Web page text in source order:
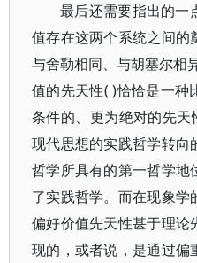
最后还需要指出的一
值存在这两个系统之间的
与舍勒相同、与胡塞尔相
值的先天性( )恰恰是一种
条件的、更为绝对的先天
现代思想的实践哲学转向
哲学所具有的第一哲学地
了实践哲学。而在现象学
偏好价值先天性甚于理论
现的，或者说，是通过偏